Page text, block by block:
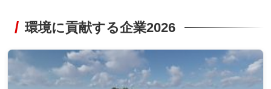
環境に貢献する企業2026